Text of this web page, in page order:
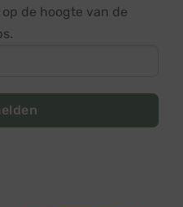
de hoogte van de